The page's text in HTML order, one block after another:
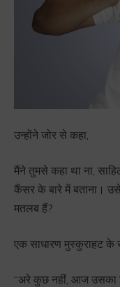
उन्होंने जोर से कहा,
मैंने तुमसे कहा था ना,
कैंसर के बारे में बताना।
मतलब हैं?
एक साधारण मुस्कुराहट के
“अरे कुछ नहीं, आज उसका